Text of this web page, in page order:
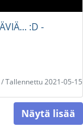
:D -
Tallennettu 2021-05-15
Näytä lisää